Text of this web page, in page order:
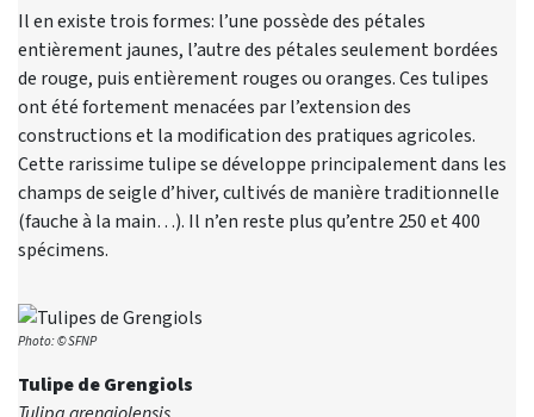
Il en existe trois formes: l’une possède des pétales
entièrement jaunes, l’autre des pétales seulement bordées
de rouge, puis entièrement rouges ou oranges. Ces tulipes
ont été fortement menacées par l’extension des
constructions et la modification des pratiques agricoles.
Cette rarissime tulipe se développe principalement dans les
champs de seigle d’hiver, cultivés de manière traditionnelle
(fauche à la main…). Il n’en reste plus qu’entre 250 et 400
spécimens.
Photo: © SFNP
Tulipe de Grengiols